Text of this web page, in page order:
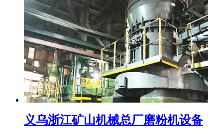
义乌浙江矿山机械总厂磨粉机设备